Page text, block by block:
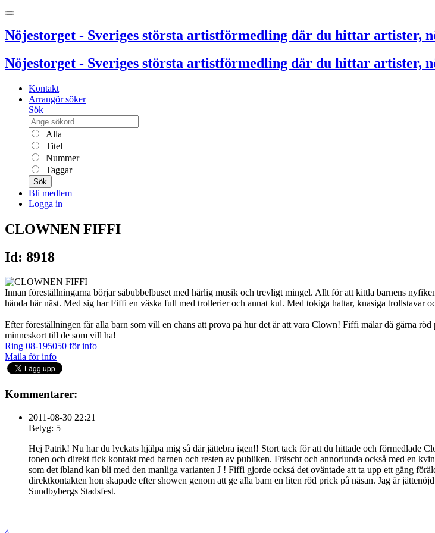
Nöjestorget - Sveriges största artistförmedling där du hittar artister,
Nöjestorget - Sveriges största artistförmedling där du hittar artister,
Kontakt
Arrangör söker
Sök
Alla
Titel
Nummer
Taggar
Sök
Bli medlem
Logga in
CLOWNEN FIFFI
Id: 8918
Innan föreställningarna börjar såbubbelbuset med härlig musik och trevligt mingel. Allt för att kittla barnens
hända här näst. Med sig har Fiffi en väska full med trollerier och annat kul. Med tokiga hattar, knasiga trollstavar
Efter föreställningen får alla barn som vill en chans att prova på hur det är att vara Clown! Fiffi målar då gärna
minneskort till de som vill ha!
Ring 08-195050 för info
Maila för info
Kommentarer:
2011-08-30 22:21
Betyg: 5
Hej Patrik! Nu har du lyckats hjälpa mig så där jättebra igen!! Stort tack för att du hittade och förmedlade
tonen och direkt fick kontakt med barnen och resten av publiken. Fräscht och annorlunda också med en
som det ibland kan bli med den manliga varianten J ! Fiffi gjorde också det oväntade att ta upp ett gäng
direktkontakten hon skapade efter showen genom att ge alla barn en liten röd prick på näsan. Jag är
Sundbybergs Stadsfest.